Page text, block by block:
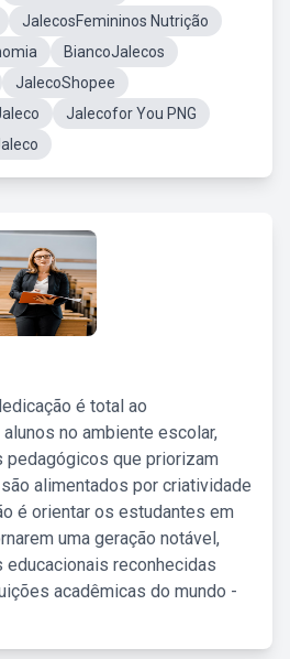
JalecosFemininos Nutrição
BiancoJalecos
JalecoShopee
Jalecofor You PNG
é total ao
no ambiente escolar,
pedagógicos que priorizam
alimentados por criatividade
é orientar os estudantes em
uma geração notável,
reconhecidas
acadêmicas do mundo -